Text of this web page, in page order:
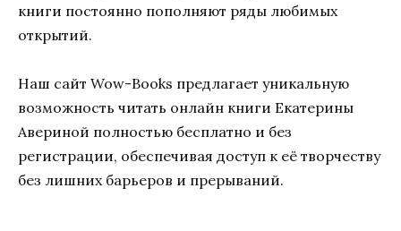
книги постоянно пополняют ряды любимых
открытий.
Наш сайт Wow-Books предлагает уникальную
возможность читать онлайн книги Екатерины
Авериной полностью бесплатно и без
регистрации, обеспечивая доступ к её творчеству
без лишних барьеров и прерываний.